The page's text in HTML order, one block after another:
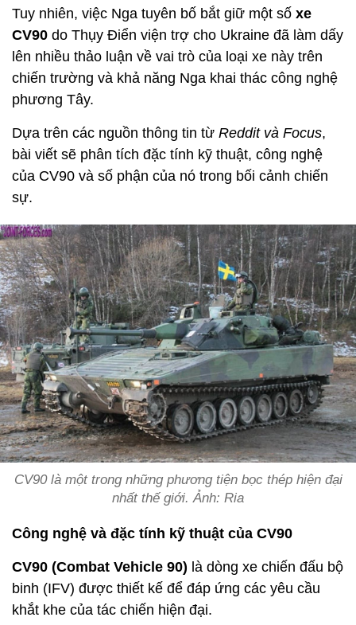
Tuy nhiên, việc Nga tuyên bố bắt giữ một số xe
CV90 do Thụy Điển viện trợ cho Ukraine đã làm dấy
lên nhiều thảo luận về vai trò của loại xe này trên
chiến trường và khả năng Nga khai thác công nghệ
phương Tây.
Dựa trên các nguồn thông tin từ Reddit và Focus,
bài viết sẽ phân tích đặc tính kỹ thuật, công nghệ
của CV90 và số phận của nó trong bối cảnh chiến
sự.
CV90 là một trong những phương tiện bọc thép hiện đại
nhất thế giới. Ảnh: Ria
Công nghệ và đặc tính kỹ thuật của CV90
CV90 (Combat Vehicle 90) là dòng xe chiến đấu bộ
binh (IFV) được thiết kế để đáp ứng các yêu cầu
khắt khe của tác chiến hiện đại.